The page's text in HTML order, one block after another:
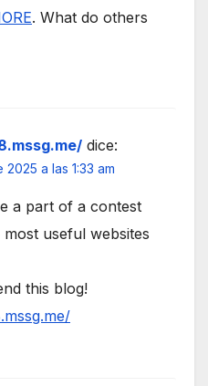
. What do others
dice:
a las 1:33 am
a part of a contest
useful websites
this blog!